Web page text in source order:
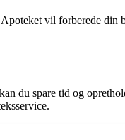
vil forberede
du spare tid og